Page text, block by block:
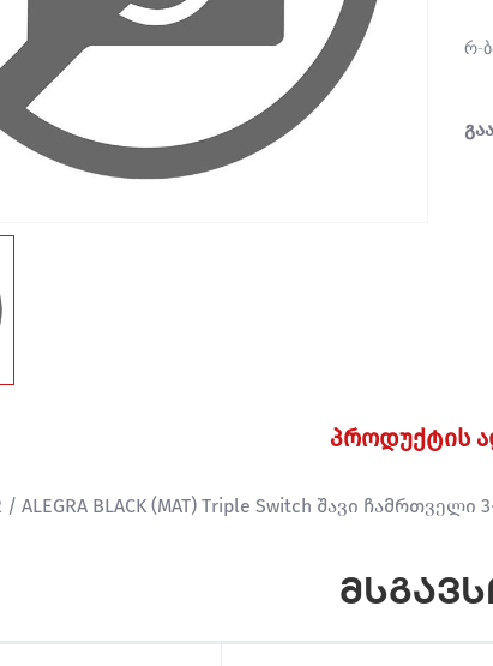
რ-
პროდუქტის
/ ALEGRA BLACK (MAT) Triple Switch შავი